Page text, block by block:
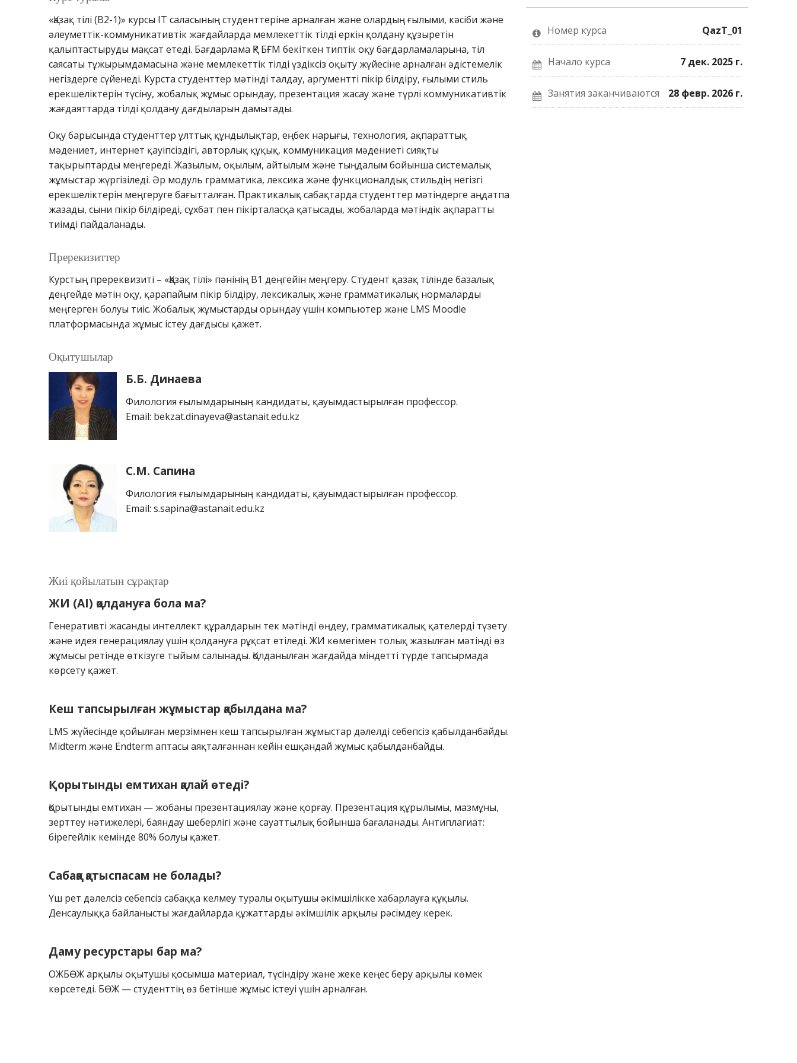
«Қазақ тілі (B2-1)» курсы IT саласының студенттеріне арналған және олардың ғылыми, кәсіби және
әлеуметтік-коммуникативтік жағдайларда мемлекеттік тілді еркін қолдану құзыретін
қалыптастыруды мақсат етеді. Бағдарлама ҚР БҒМ бекіткен типтік оқу бағдарламаларына, тіл
саясаты тұжырымдамасына және мемлекеттік тілді үздіксіз оқыту жүйесіне арналған әдістемелік
негіздерге сүйенеді. Курста студенттер мәтінді талдау, аргументті пікір білдіру, ғылыми стиль
ерекшеліктерін түсіну, жобалық жұмыс орындау, презентация жасау және түрлі коммуникативтік
жағдаяттарда тілді қолдану дағдыларын дамытады.
Оқу барысында студенттер ұлттық құндылықтар, еңбек нарығы, технология, ақпараттық
мәдениет, интернет қауіпсіздігі, авторлық құқық, коммуникация мәдениеті сияқты
тақырыптарды меңгереді. Жазылым, оқылым, айтылым және тыңдалым бойынша системалық
жұмыстар жүргізіледі. Әр модуль грамматика, лексика және функционалдық стильдің негізгі
ерекшеліктерін меңгеруге бағытталған. Практикалық сабақтарда студенттер мәтіндерге аңдатпа
жазады, сыни пікір білдіреді, сұхбат пен пікірталасқа қатысады, жобаларда мәтіндік ақпаратты
тиімді пайдаланады.
Пререкизиттер
Курстың пререквизиті – «Қазақ тілі» пәнінің B1 деңгейін меңгеру. Студент қазақ тілінде базалық
деңгейде мәтін оқу, қарапайым пікір білдіру, лексикалық және грамматикалық нормаларды
меңгерген болуы тиіс. Жобалық жұмыстарды орындау үшін компьютер және LMS Moodle
платформасында жұмыс істеу дағдысы қажет.
Оқытушылар
Б.Б. Динаева
Филология ғылымдарының кандидаты, қауымдастырылған профессор.
Email: bekzat.dinayeva@astanait.edu.kz
С.М. Сапина
Филология ғылымдарының кандидаты, қауымдастырылған профессор.
Email: s.sapina@astanait.edu.kz
Жиі қойылатын сұрақтар
ЖИ (AI) қолдануға бола ма?
Генеративті жасанды интеллект құралдарын тек мәтінді өңдеу, грамматикалық қателерді түзету
және идея генерациялау үшін қолдануға рұқсат етіледі. ЖИ көмегімен толық жазылған мәтінді өз
жұмысы ретінде өткізуге тыйым салынады. Қолданылған жағдайда міндетті түрде тапсырмада
көрсету қажет.
Кеш тапсырылған жұмыстар қабылдана ма?
LMS жүйесінде қойылған мерзімнен кеш тапсырылған жұмыстар дәлелді себепсіз қабылданбайды.
Midterm және Endterm аптасы аяқталғаннан кейін ешқандай жұмыс қабылданбайды.
Қорытынды емтихан қалай өтеді?
Қорытынды емтихан — жобаны презентациялау және қорғау. Презентация құрылымы, мазмұны,
зерттеу нәтижелері, баяндау шеберлігі және сауаттылық бойынша бағаланады. Антиплагиат:
бірегейлік кемінде 80% болуы қажет.
Сабаққа қатыспасам не болады?
Үш рет дәлелсіз себепсіз сабаққа келмеу туралы оқытушы әкімшілікке хабарлауға құқылы.
Денсаулыққа байланысты жағдайларда құжаттарды әкімшілік арқылы рәсімдеу керек.
Даму ресурстары бар ма?
ОЖБӨЖ арқылы оқытушы қосымша материал, түсіндіру және жеке кеңес беру арқылы көмек
көрсетеді. БӨЖ — студенттің өз бетінше жұмыс істеуі үшін арналған.
о
присоединились
кэтому
курсу.
Facebook
накурс.
почте,
записались
на
курс.
Номер курса QazT_01
Начало курса 7 дек. 2025 г.
Занятия заканчиваются 28 февр. 2026 г.